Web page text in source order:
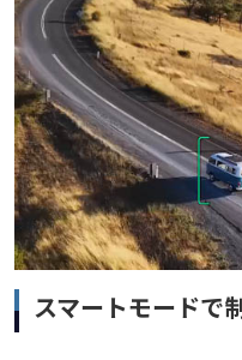
スマートモードで